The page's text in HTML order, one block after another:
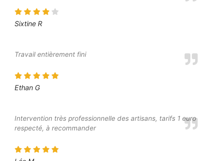
Sixtine R
Travail entièrement fini
Ethan G
Intervention très professionnelle des artisans, tarifs 1 euro
respecté, à recommander